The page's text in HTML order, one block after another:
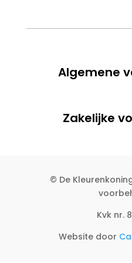
Algemene
Zakelijke
© De
Kvk nr.
Website door